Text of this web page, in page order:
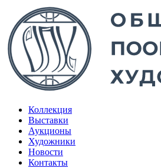
Коллекция
Выставки
Аукционы
Художники
Новости
Контакты